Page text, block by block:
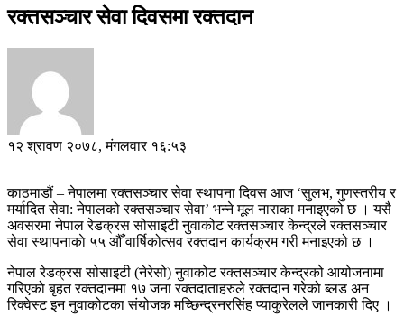
रक्तसञ्चार सेवा दिवसमा रक्तदान
१२ श्रावण २०७८, मंगलवार १६:५३
काठमाडौं – नेपालमा रक्तसञ्चार सेवा स्थापना दिवस आज ‘सुलभ, गुणस्तरीय र
मर्यादित सेवा: नेपालको रक्तसञ्चार सेवा’ भन्ने मूल नाराका मनाइएको छ । यसै
अवसरमा नेपाल रेडक्रस सोसाइटी नुवाकोट रक्तसञ्चार केन्द्रले रक्तसञ्चार
सेवा स्थापनाकाे ५५ औँ वार्षिकोत्सव रक्तदान कार्यक्रम गरी मनाइएको छ ।
नेपाल रेडक्रस सोसाइटी (नेरेसो) नुवाकोट रक्तसञ्चार केन्द्रको आयोजनामा
गरिएको बृहत रक्तदानमा १७ जना रक्तदाताहरुले रक्तदान गरेको ब्लड अन
रिक्वेस्ट इन नुवाकोटका संयोजक मच्छिन्द्रनरसिंह प्याकुरेलले जानकारी दिए ।